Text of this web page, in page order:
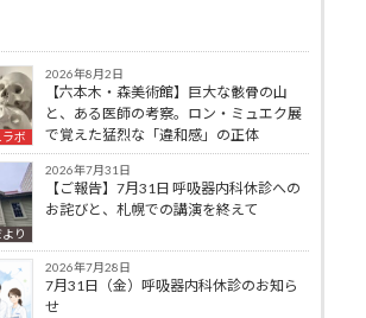
ボ
2026年8月2日
【六本木・森美術館】巨大な骸骨の山
と、ある医師の考察。ロン・ミュエク展
で覚えた猛烈な「違和感」の正体
り
2026年7月31日
【ご報告】7月31日 呼吸器内科休診への
お詫びと、札幌での講演を終えて
2026年7月28日
7月31日（金）呼吸器内科休診のお知ら
せ